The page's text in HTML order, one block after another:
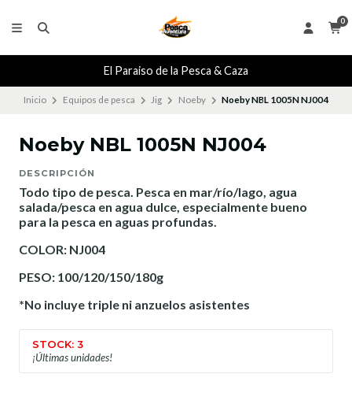
0
El Paraiso de la Pesca & Caza
Inicio Equipos de pesca Jig Noeby Noeby NBL 1005N NJ004
Noeby NBL 1005N NJ004
DESCRIPCIÓN
Todo tipo de pesca. Pesca en mar/río/lago, agua
salada/pesca en agua dulce, especialmente bueno
para la pesca en aguas profundas.
COLOR: NJ004
PESO: 100/120/150/180g
*No incluye triple ni anzuelos asistentes
STOCK: 3
¡Últimas unidades!